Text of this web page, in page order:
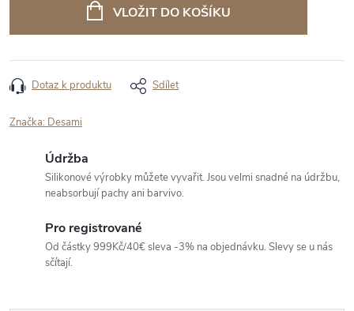
VLOŽIT DO KOŠÍKU
Dotaz k produktu Sdílet
Značka: Desami
Údržba
Silikonové výrobky můžete vyvařit. Jsou velmi snadné na údržbu,
neabsorbují pachy ani barvivo.
Pro registrované
Od částky 999Kč/40€ sleva -3% na objednávku. Slevy se u nás
sčítají.